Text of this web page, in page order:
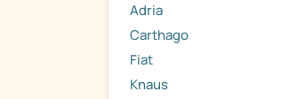
Adria
Carthago
Fiat
Knaus